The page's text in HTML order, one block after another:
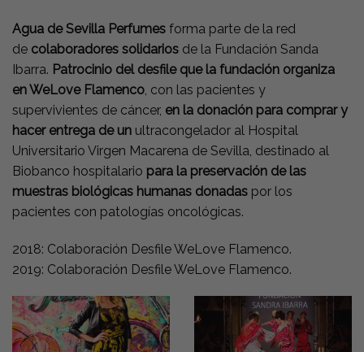
Agua de Sevilla Perfumes forma parte de la red
de colaboradores solidarios de la Fundación Sanda
Ibarra. Patrocinio del desfile que la fundación organiza
en WeLove Flamenco , con las pacientes y
supervivientes de cáncer, en la donación para comprar y
hacer entrega de un ultracongelador al Hospital
Universitario Virgen Macarena de Sevilla, destinado al
Biobanco hospitalario para la preservación de las
muestras biológicas humanas donadas por los
pacientes con patologías oncológicas.
2018: Colaboración Desfile WeLove Flamenco.
2019: Colaboración Desfile WeLove Flamenco.